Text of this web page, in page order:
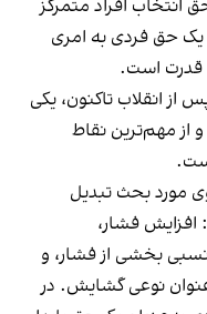
افراد متمرکز
یک حق فردی به امری
قدرت است.
انقلاب تاکنون، یکی
از مهم‌ترین نقاط
مورد بحث تبدیل
فشار،
بخشی از فشار، و
نوعی گشایش. در